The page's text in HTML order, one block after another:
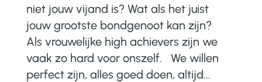
niet jouw vijand is? Wat als het juist
jouw grootste bondgenoot kan zijn?
Als vrouwelijke high achievers zijn we
vaak zo hard voor onszelf. We willen
perfect zijn, alles goed doen, altijd...